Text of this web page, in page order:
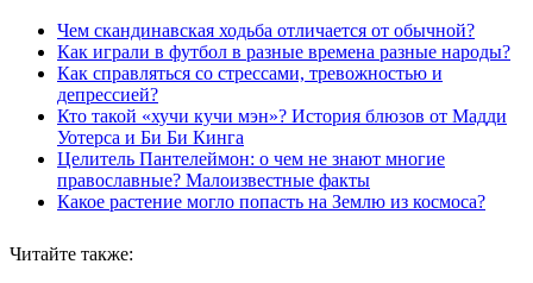
Чем скандинавская ходьба отличается от обычной?
Как играли в футбол в разные времена разные народы?
Как справляться со стрессами, тревожностью и
депрессией?
Кто такой «хучи кучи мэн»? История блюзов от Мадди
Уотерса и Би Би Кинга
Целитель Пантелеймон: о чем не знают многие
православные? Малоизвестные факты
Какое растение могло попасть на Землю из космоса?
Читайте также: